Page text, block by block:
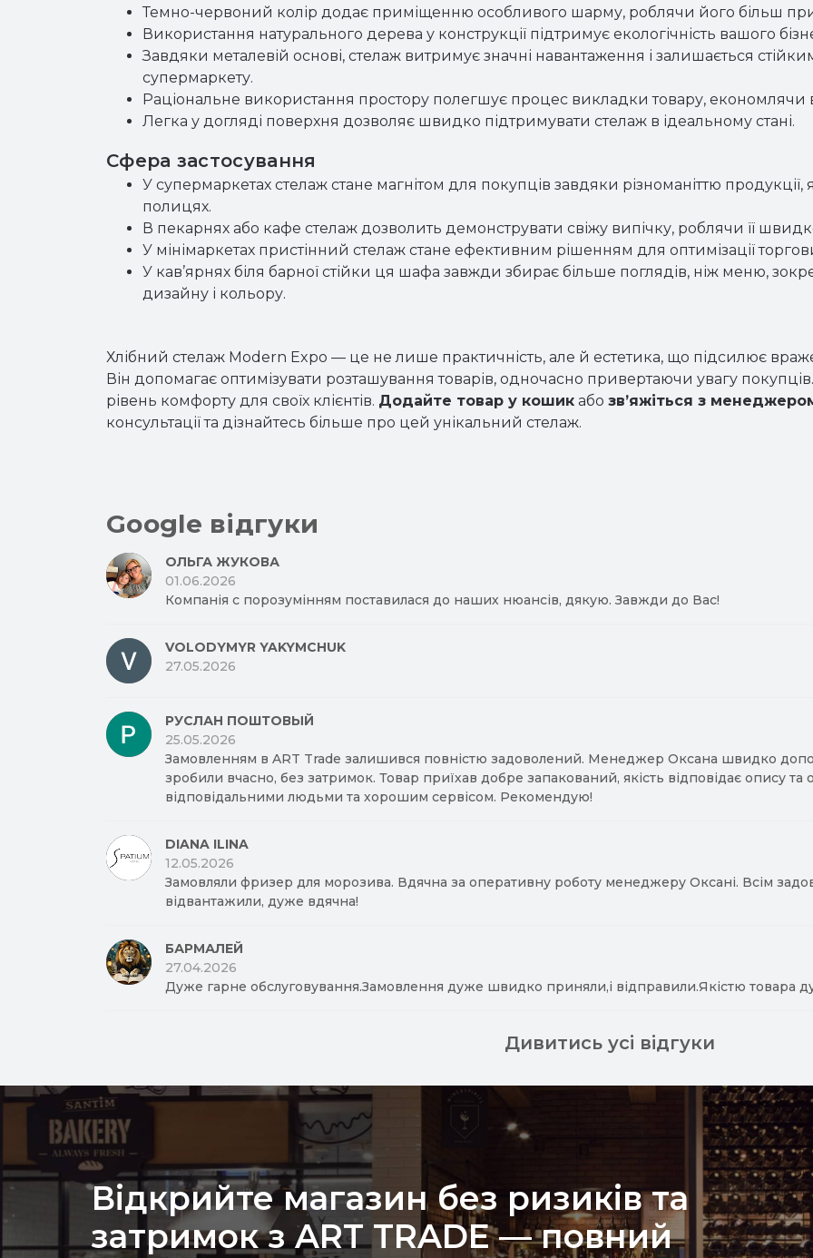
Темно-червоний колір додає приміщенню особливого шарму, роблячи його більш
Використання натурального дерева у конструкції підтримує екологічність вашого
Завдяки металевій основі, стелаж витримує значні навантаження і залишається стійким
супермаркету.
Раціональне використання простору полегшує процес викладки товару, економлячи
Легка у догляді поверхня дозволяє швидко підтримувати стелаж в ідеальному стані.
Сфера застосування
У супермаркетах стелаж стане магнітом для покупців завдяки різноманіттю
полицях.
В пекарнях або кафе стелаж дозволить демонструвати свіжу випічку, роблячи її
У мінімаркетах пристінний стелаж стане ефективним рішенням для оптимізації
У кав’ярнях біля барної стійки ця шафа завжди збирає більше поглядів, ніж меню,
дизайну і кольору.
Хлібний стелаж Modern Expo — це не лише практичність, але й естетика, що підсилює
Він допомагає оптимізувати розташування товарів, одночасно привертаючи увагу
рівень комфорту для своїх клієнтів. Додайте товар у кошик або зв’яжіться з
консультації та дізнайтесь більше про цей унікальний стелаж.
Google відгуки
ОЛЬГА ЖУКОВА
01.06.2026
Компанія с порозумінням поставилася до наших нюансів, дякую. Завжди до Вас!
VOLODYMYR YAKYMCHUK
27.05.2026
РУСЛАН ПОШТОВЫЙ
25.05.2026
Замовленням в ART Trade залишився повністю задоволений. Менеджер Оксана швидко
зробили вчасно, без затримок. Товар приїхав добре запакований, якість відповідає опису
відповідальними людьми та хорошим сервісом. Рекомендую!
DIANA ILINA
12.05.2026
Замовляли фризер для морозива. Вдячна за оперативну роботу менеджеру Оксані. Всім
відвантажили, дуже вдячна!
БАРМАЛЕЙ
27.04.2026
Дуже гарне обслуговування.Замовлення дуже швидко приняли,і відправили.Якістю товара
Дивитись усі відгуки
Відкрийте магазин без ризиків та
затримок з ART TRADE — повний